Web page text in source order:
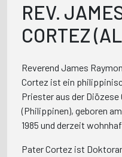
REV.
CORTEZ
Reverend James
Cortez ist ein
Priester aus der Diözese
(Philippinen), geboren
1985 und derzeit
Pater Cortez ist